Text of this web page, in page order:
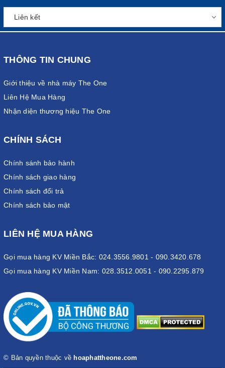
THÔNG TIN CHUNG
Giới thiệu về nhà máy The One
Liên Hệ Mua Hàng
Nhận diện thương hiệu The One
CHÍNH SÁCH
Chính sánh bảo hành
Chính sách giao hàng
Chính sách đổi trả
Chính sách bảo mật
LIÊN HỆ MUA HÀNG
Gọi mua hàng KV Miền Bắc: 024.3556.9801 - 090.3420.678
Gọi mua hàng KV Miền Nam: 028.3512.0051 - 090.2295.879
© Bản quyền thuộc về hoaphattheone.com